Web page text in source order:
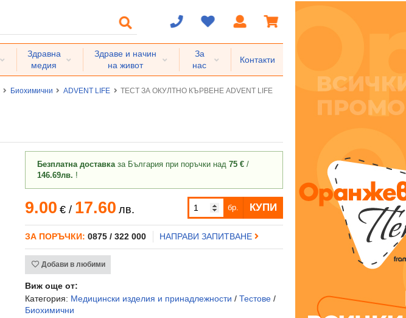
Здравна
медия
Здраве и начин
на живот
За
нас
Контакти
Биохимични ADVENT LIFE ТЕСТ ЗА ОКУЛТНО КЪРВЕНЕ ADVENT LIFE
Безплатна доставказа България при поръчки над 75 € /
146.69лв. !
9.00 €/ 17.60 лв. бр. КУПИ
ЗА ПОРЪЧКИ: 0875 / 322 000 НАПРАВИ ЗАПИТВАНЕ
Добави в любими
Виж още от:
Категория: Медицински изделия и принадлежности /Тестове /
Биохимични